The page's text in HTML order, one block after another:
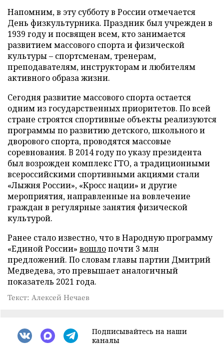
Напомним, в эту субботу в России отмечается
День физкультурника. Праздник был учрежден в
1939 году и посвящен всем, кто занимается
развитием массового спорта и физической
культуры – спортсменам, тренерам,
преподавателям, инструкторам и любителям
активного образа жизни.
Сегодня развитие массового спорта остается
одним из государственных приоритетов. По всей
стране строятся спортивные объекты реализуются
программы по развитию детского, школьного и
дворового спорта, проводятся массовые
соревнования. В 2014 году по указу президента
был возрожден комплекс ГТО, а традиционными
всероссийскими спортивными акциями стали
«Лыжня России», «Кросс нации» и другие
мероприятия, направленные на вовлечение
граждан в регулярные занятия физической
культурой.
Ранее стало известно, что в Народную программу
«Единой России» вошлопочти 3 млн
предложений. По словам главы партии Дмитрий
Медведева, это превышает аналогичный
показатель 2021 года.
Текст: Алексей Нечаев
Подписывайтесь на наши
каналы